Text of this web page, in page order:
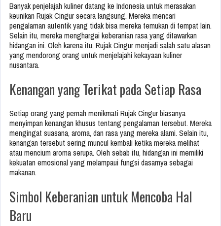
Banyak penjelajah kuliner datang ke Indonesiauntuk merasakan
keunikan Rujak Cingur secara langsung. Mereka mencari
pengalaman autentik yang tidak bisa mereka temukan di tempat lain.
Selain itu, mereka menghargai keberanian rasa yang ditawarkan
hidangan ini. Oleh karena itu, Rujak Cingur menjadi salah satu alasan
yang mendorong orang untuk menjelajahi kekayaan kuliner
nusantara.
Kenangan yang Terikat pada Setiap Rasa
Setiap orang yang pernah menikmati Rujak Cingur biasanya
menyimpan kenangan khusus tentang pengalaman tersebut. Mereka
mengingat suasana, aroma, dan rasa yang mereka alami. Selain itu,
kenangan tersebut sering muncul kembali ketika mereka melihat
atau mencium aroma serupa. Oleh sebab itu, hidangan ini memiliki
kekuatan emosional yang melampaui fungsi dasarnya sebagai
makanan.
Simbol Keberanian untuk Mencoba Hal
Baru